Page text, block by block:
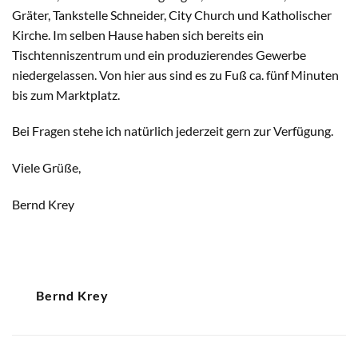
Gräter, Tankstelle Schneider, City Church und Katholischer
Kirche. Im selben Hause haben sich bereits ein
Tischtenniszentrum und ein produzierendes Gewerbe
niedergelassen. Von hier aus sind es zu Fuß ca. fünf Minuten
bis zum Marktplatz.
Bei Fragen stehe ich natürlich jederzeit gern zur Verfügung.
Viele Grüße,
Bernd Krey
Bernd Krey